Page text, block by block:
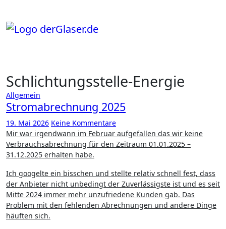
springen
Schlichtungsstelle-Energie
Allgemein
Stromabrechnung 2025
19. Mai 2026 Keine Kommentare
Mir war irgendwann im Februar aufgefallen das wir keine
Verbrauchsabrechnung für den Zeitraum 01.01.2025 –
31.12.2025 erhalten habe.
Ich googelte ein bisschen und stellte relativ schnell fest, dass
der Anbieter nicht unbedingt der Zuverlässigste ist und es seit
Mitte 2024 immer mehr unzufriedene Kunden gab. Das
Problem mit den fehlenden Abrechnungen und andere Dinge
häuften sich.